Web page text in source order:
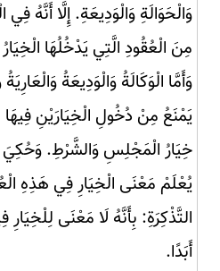
وَالْحَوَالَةِ وَالْوَدِيعَةِ. إِلَّا أَنَّهُ
مِنَ الْعُقُودِ الَّتِي يَدْخُلُهَا
وَأَمَّا الْوَكَالَةُ وَالْوَدِيعَةُ
يَمْنَعُ مِنْ دُخُولِ الْخِيَارَيْنِ فِيهَا
خِيَارُ الْمَجْلِسِ وَالشَّرْطِ.
يُعْلَمْ مَعْنَى الْخِيَارِ فِي هَذِهِ
التَّذْكِرَةِ: بِأَنَّهُ لَا مَعْنَى لِلْخِيَارِ
أَبَدًا.